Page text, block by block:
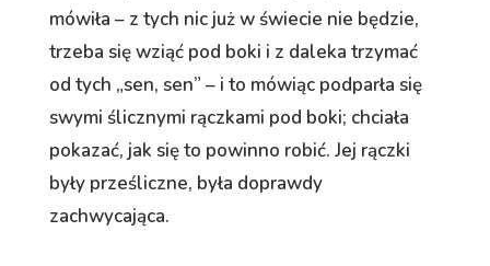
mówiła – z tych nic już w świecie nie będzie,
trzeba się wziąć pod boki i z daleka trzymać
od tych „sen, sen” – i to mówiąc podparła się
swymi ślicznymi rączkami pod boki; chciała
pokazać, jak się to powinno robić. Jej rączki
były prześliczne, była doprawdy
zachwycająca.